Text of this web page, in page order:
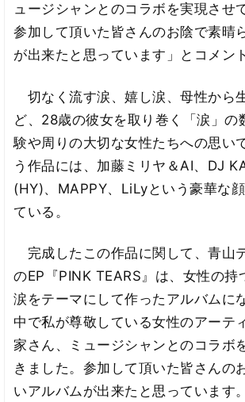
ュージシャンとのコラボを実現させ
参加して頂いた皆さんのお陰で素晴
が出来たと思っています」とコメン
切なく流す涙、嬉し涙、母性から
ど、28歳の彼女を取り巻く「涙」の
験や周りの大切な女性たちへの思い
う作品には、加藤ミリヤ＆AI、DJ
(HY)、MAPPY、LiLyという豪華な
ている。
完成したこの作品に関して、青山
のEP『PINK TEARS』は、女性の持
涙をテーマにして作ったアルバムに
中で私が尊敬している女性のアーテ
家さん、ミュージシャンとのコラボ
きました。参加して頂いた皆さんの
いアルバムが出来たと思っています